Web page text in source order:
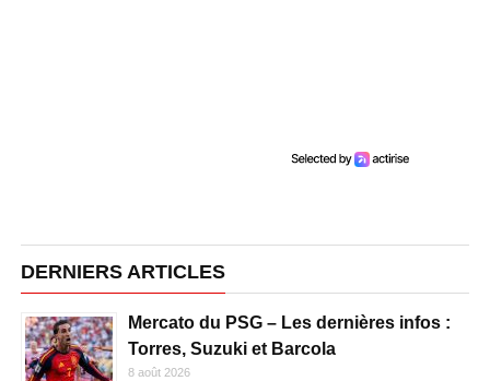
DERNIERS ARTICLES
Mercato du PSG – Les dernières infos :
Torres, Suzuki et Barcola
8 août 2026